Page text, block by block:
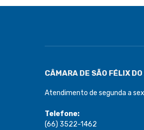
CÂMARA DE SÃO FÉLIX
Atendimento de segunda a
Telefone:
(66) 3522-1462